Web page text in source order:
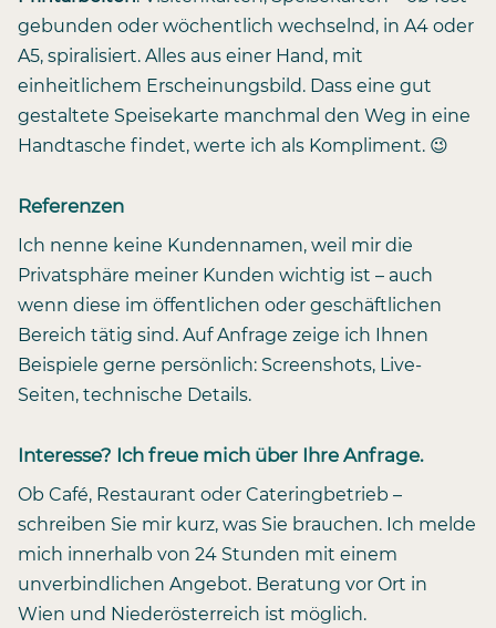
gebunden oder wöchentlich wechselnd, in A4 oder
A5, spiralisiert. Alles aus einer Hand, mit
einheitlichem Erscheinungsbild. Dass eine gut
gestaltete Speisekarte manchmal den Weg in eine
Handtasche findet, werte ich als Kompliment. 😉
Referenzen
Ich nenne keine Kundennamen, weil mir die
Privatsphäre meiner Kunden wichtig ist – auch
wenn diese im öffentlichen oder geschäftlichen
Bereich tätig sind. Auf Anfrage zeige ich Ihnen
Beispiele gerne persönlich: Screenshots, Live-
Seiten, technische Details.
Interesse? Ich freue mich über Ihre Anfrage.
Ob Café, Restaurant oder Cateringbetrieb –
schreiben Sie mir kurz, was Sie brauchen. Ich melde
mich innerhalb von 24 Stunden mit einem
unverbindlichen Angebot. Beratung vor Ort in
Wien und Niederösterreich ist möglich.